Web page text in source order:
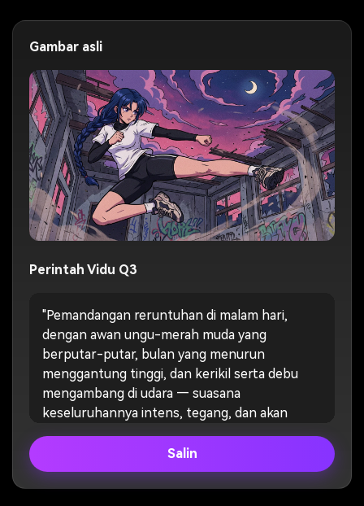
Gambar asli
Perintah Vidu Q3
"Pemandangan reruntuhan di malam hari,
dengan awan ungu-merah muda yang
berputar-putar, bulan yang menurun
menggantung tinggi, dan kerikil serta debu
mengambang di udara — suasana
keseluruhannya intens, tegang, dan akan
Jepang gaya rock elektronik/ketukan drum
yang kuat, babak pertama dengan tempo
rendah, memuncak pada paduan suara yang
Salin